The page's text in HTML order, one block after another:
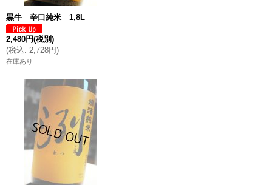
黒牛 辛口純米 1,8L
2,480円(税別)
(税込: 2,728円)
在庫あり